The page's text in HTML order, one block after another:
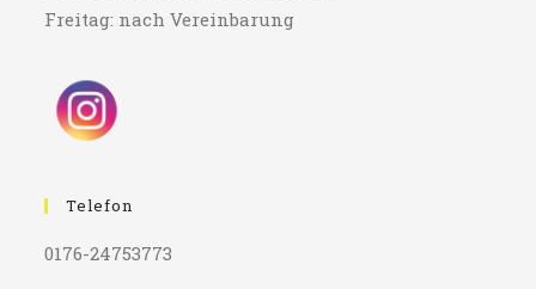
Freitag: nach Vereinbarung
Telefon
0176-24753773